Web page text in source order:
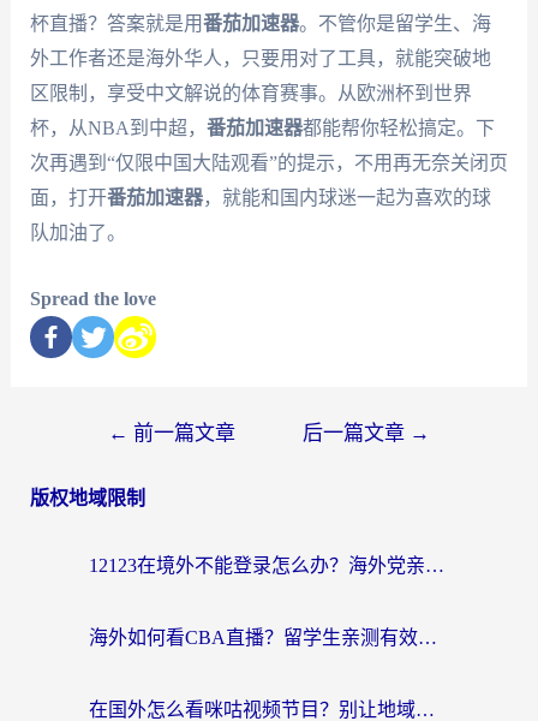
杯直播？答案就是用番茄加速器。不管你是留学生、海
外工作者还是海外华人，只要用对了工具，就能突破地
区限制，享受中文解说的体育赛事。从欧洲杯到世界
杯，从NBA到中超， 番茄加速器都能帮你轻松搞定。下
次再遇到“仅限中国大陆观看”的提示，不用再无奈关闭页
面，打开番茄加速器，就能和国内球迷一起为喜欢的球
队加油了。
Spread the love
← 前一篇文章 后一篇文章 →
版权地域限制
12123在境外不能登录怎么办？海外党亲测有效的回国加速方案
海外如何看CBA直播？留学生亲测有效的体育赛事观看指南
在国外怎么看咪咕视频节目？别让地域限制挡住你的追剧自由